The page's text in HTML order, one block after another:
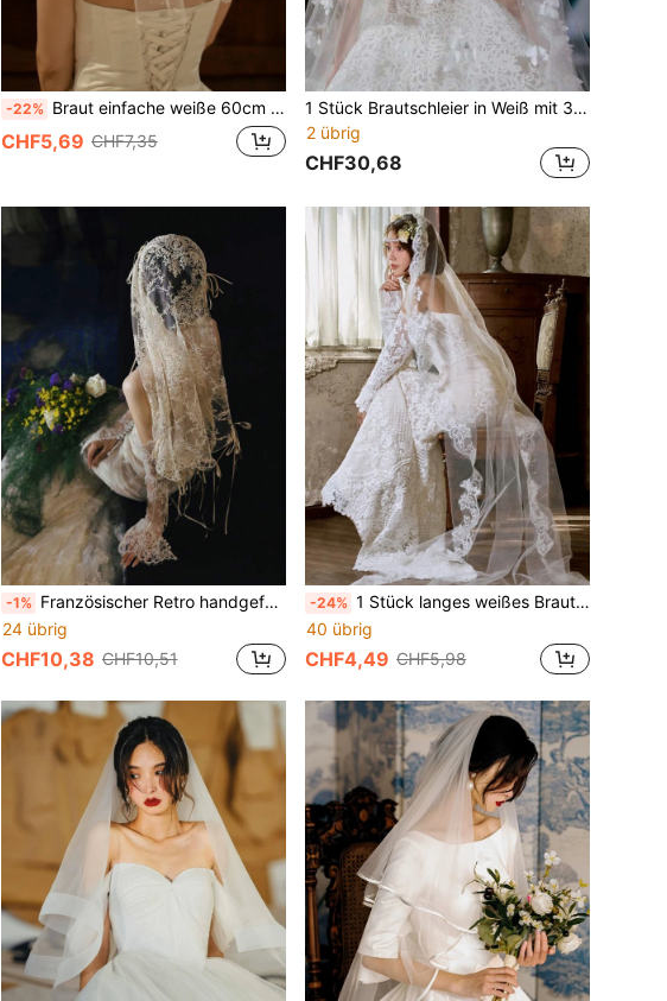
-22% Braut einfache weiße 60cm kurze Schleier Bogen Element Nagel Perlen kreative Styling Party Foto Haarschmuck Valentinstag Herbstkleidung für Frauen
CHF5,69 CHF7,35
1 Stück Brautschleier in Weiß mit 3D-Schmetterling, schwerer Perlenverzierung, extra langer Schleppe, französischer Stil, Hochzeitsfotografie-Requisite, ohne Haarkamm
2 übrig
CHF30,68
-1% Französischer Retro handgefertigter Spitzen-Schleifen-Schleier in Weiß, einlagiger bestickter Kopfschmuck, Verlobungs- und Hochzeitskleid-Fotorequisite, kurzer Stil, Sommer, Strand
24 übrig
CHF10,38 CHF10,51
-24% 1 Stück langes weißes Brautschleier für Damen, 260cm, Brautjungfern, ohne Kamm, Vintage Spitzenbesatz, verziert, geeignet für Fotografie Herbstkleidung für Frauen
40 übrig
CHF4,49 CHF5,98